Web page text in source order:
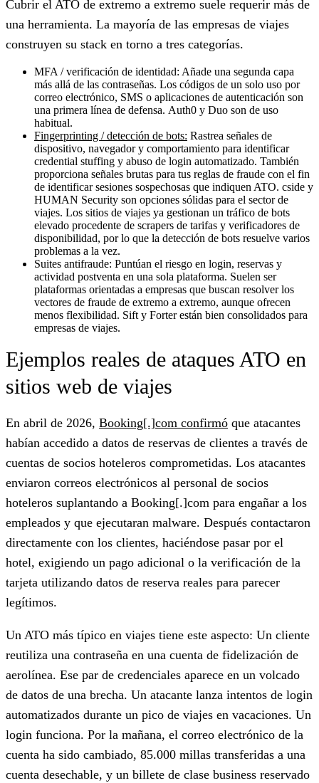
Cubrir el ATO de extremo a extremo suele requerir más de
una herramienta. La mayoría de las empresas de viajes
construyen su stack en torno a tres categorías.
MFA / verificación de identidad: Añade una segunda capa
más allá de las contraseñas. Los códigos de un solo uso por
correo electrónico, SMS o aplicaciones de autenticación son
una primera línea de defensa. Auth0 y Duo son de uso
habitual.
Fingerprinting / detección de bots: Rastrea señales de
dispositivo, navegador y comportamiento para identificar
credential stuffing y abuso de login automatizado. También
proporciona señales brutas para tus reglas de fraude con el fin
de identificar sesiones sospechosas que indiquen ATO. cside y
HUMAN Security son opciones sólidas para el sector de
viajes. Los sitios de viajes ya gestionan un tráfico de bots
elevado procedente de scrapers de tarifas y verificadores de
disponibilidad, por lo que la detección de bots resuelve varios
problemas a la vez.
Suites antifraude: Puntúan el riesgo en login, reservas y
actividad postventa en una sola plataforma. Suelen ser
plataformas orientadas a empresas que buscan resolver los
vectores de fraude de extremo a extremo, aunque ofrecen
menos flexibilidad. Sift y Forterestán bien consolidados para
empresas de viajes.
Ejemplos reales de ataques ATO en
sitios web de viajes
En abril de 2026, Booking[.]com confirmó que atacantes
habían accedido a datos de reservas de clientes a través de
cuentas de socios hoteleros comprometidas. Los atacantes
enviaron correos electrónicos al personal de socios
hoteleros suplantando a Booking[.]com para engañar a los
empleados y que ejecutaran malware. Después contactaron
directamente con los clientes, haciéndose pasar por el
hotel, exigiendo un pago adicional o la verificación de la
tarjeta utilizando datos de reserva reales para parecer
legítimos.
Un ATO más típico en viajes tiene este aspecto: Un cliente
reutiliza una contraseña en una cuenta de fidelización de
aerolínea. Ese par de credenciales aparece en un volcado
de datos de una brecha. Un atacante lanza intentos de login
automatizados durante un pico de viajes en vacaciones. Un
login funciona. Por la mañana, el correo electrónico de la
cuenta ha sido cambiado, 85.000 millas transferidas a una
cuenta desechable, y un billete de clase business reservado